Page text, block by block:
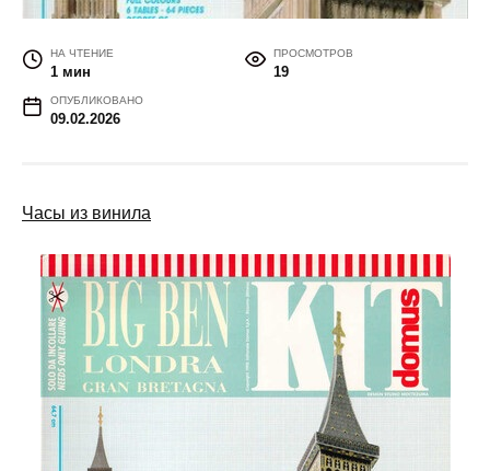
НА ЧТЕНИЕ
1 мин
ПРОСМОТРОВ
19
ОПУБЛИКОВАНО
09.02.2026
Часы из винила